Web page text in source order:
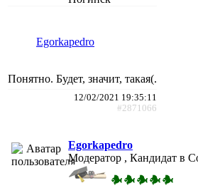
Egorkapedro
Понятно. Будет, значит, такая(.
12/02/2021 19:35:11
#2871066
Egorkapedro
Модератор , Кандидат в